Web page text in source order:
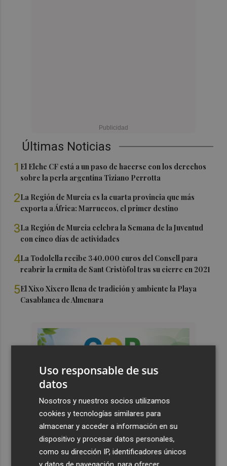
Últimas Noticias
1 El Elche CF está a un paso de hacerse con los derechos
sobre la perla argentina Tiziano Perrotta
2La Región de Murcia es la cuarta provincia que más
exporta a África: Marruecos, el primer destino
3La Región de Murcia celebra la Semana de la Juventud
con cinco días de actividades
4La Todolella recibe 340.000 euros del Consell para
reabrir la ermita de Sant Cristòfol tras su cierre en 2021
5El Xixo Xixero llena de tradición y ambiente la Playa
Casablanca de Almenara
Uso responsable de sus
datos
Nosotros y nuestros socios utilizamos
cookies y tecnologías similares para
almacenar y acceder a información en su
dispositivo y procesar datos personales,
como su dirección IP, identificadores únicos